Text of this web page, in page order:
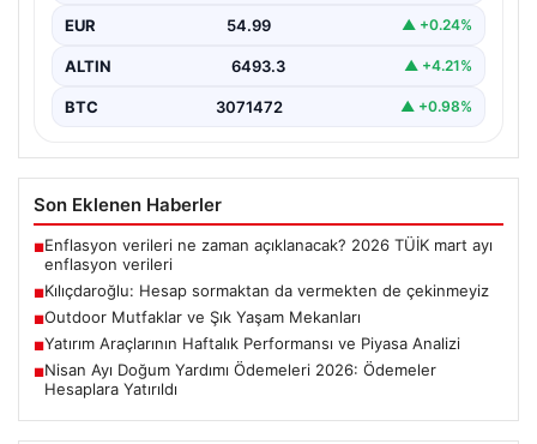
EUR 54.99 ▲ +0.24%
ALTIN 6493.3 ▲ +4.21%
BTC 3071472 ▲ +0.98%
Son Eklenen Haberler
■Enflasyon verileri ne zaman açıklanacak? 2026 TÜİK mart ayı
enflasyon verileri
■Kılıçdaroğlu: Hesap sormaktan da vermekten de çekinmeyiz
■Outdoor Mutfaklar ve Şık Yaşam Mekanları
■Yatırım Araçlarının Haftalık Performansı ve Piyasa Analizi
■Nisan Ayı Doğum Yardımı Ödemeleri 2026: Ödemeler
Hesaplara Yatırıldı